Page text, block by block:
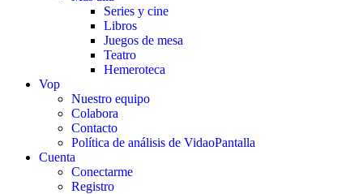
Series y cine
Libros
Juegos de mesa
Teatro
Hemeroteca
Vop
Nuestro equipo
Colabora
Contacto
Política de análisis de VidaoPantalla
Cuenta
Conectarme
Registro